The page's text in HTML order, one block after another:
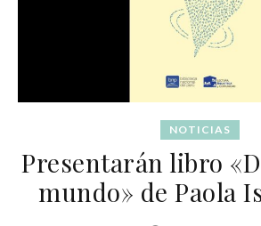
NOTICIAS
Presentarán libro
mundo» de Paola